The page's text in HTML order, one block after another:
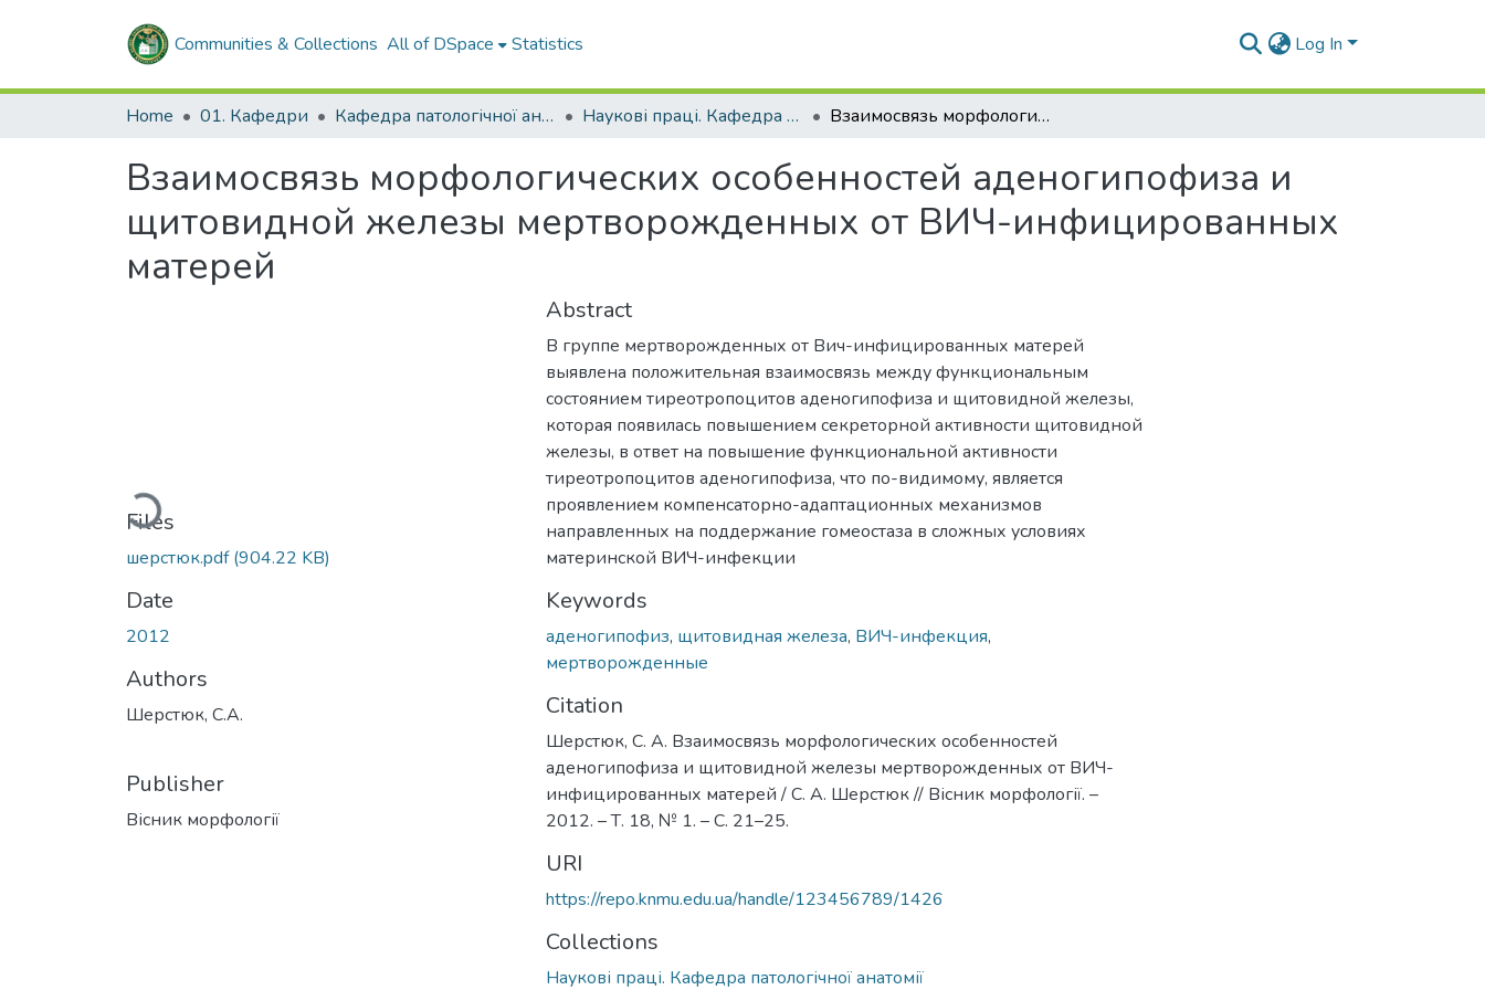
Communities & Collections All of DSpace Statistics Log In
Home 01. Кафедри Кафедра патологічної анатомії Наукові праці. Кафедра патологічної анатомії Взаимосвязь морфологических особенностей аденогипофиза и щитовидной железы мертворожденных от ВИЧ-инфицированных матерей
Взаимосвязь морфологических особенностей аденогипофиза и
щитовидной железы мертворожденных от ВИЧ-инфицированных
матерей
Loading...
Files
шерстюк.pdf(904.22 KB)
Date
2012
Authors
Шерстюк, С.А.
Publisher
Вісник морфології
Abstract
В группе мертворожденных от Вич-инфицированных матерей
выявлена положительная взаимосвязь между функциональным
состоянием тиреотропоцитов аденогипофиза и щитовидной железы,
которая появилась повышением секреторной активности щитовидной
железы, в ответ на повышение функциональной активности
тиреотропоцитов аденогипофиза, что по-видимому, является
проявлением компенсаторно-адаптационных механизмов
направленных на поддержание гомеостаза в сложных условиях
материнской ВИЧ-инфекции
Keywords
аденогипофиз, щитовидная железа, ВИЧ-инфекция,
мертворожденные
Citation
Шерстюк, С. А. Взаимосвязь морфологических особенностей
аденогипофиза и щитовидной железы мертворожденных от ВИЧ-
инфицированных матерей / С. А. Шерстюк // Вісник морфології. –
2012. – Т. 18, № 1. – С. 21–25.
URI
https://repo.knmu.edu.ua/handle/123456789/1426
Collections
Наукові праці. Кафедра патологічної анатомії